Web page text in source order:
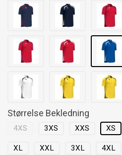
Størrelse Bekledning
4XS 3XS XXS XS
XL XXL 3XL 4XL